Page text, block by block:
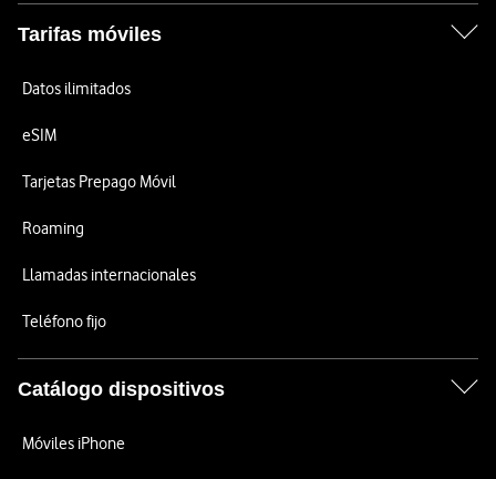
Tarifas móviles
Datos ilimitados
eSIM
Tarjetas Prepago Móvil
Roaming
Llamadas internacionales
Teléfono fijo
Catálogo dispositivos
Móviles iPhone